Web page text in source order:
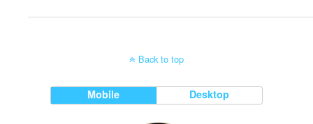
Back to top
Mobile Desktop